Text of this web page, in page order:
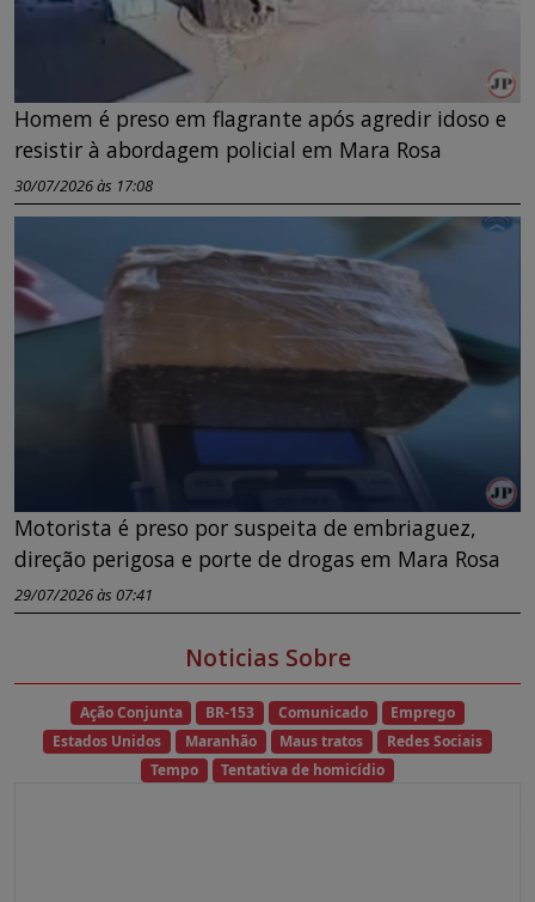
Homem é preso em flagrante após agredir idoso e
resistir à abordagem policial em Mara Rosa
30/07/2026 às 17:08
Motorista é preso por suspeita de embriaguez,
direção perigosa e porte de drogas em Mara Rosa
29/07/2026 às 07:41
Noticias Sobre
Ação Conjunta BR-153 Comunicado
Emprego
Estados Unidos
Maranhão Maus tratos
Redes Sociais
Tempo
Tentativa de homicídio